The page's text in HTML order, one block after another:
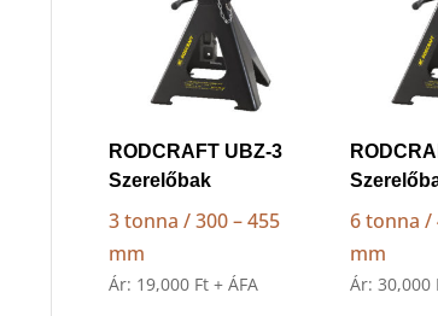
RODCRAFT UBZ-3
Szerelőbak
3 tonna / 300 – 455
mm
Ár: 19,000 Ft + ÁFA
6 tonna /
mm
Ár: 30,000